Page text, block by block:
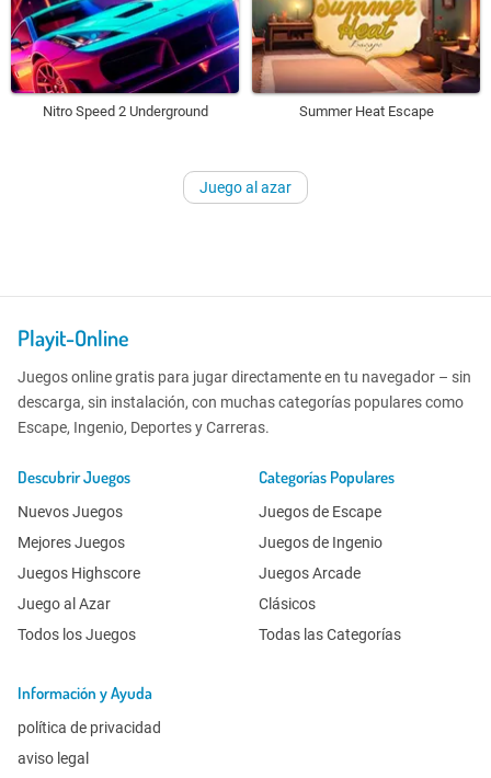
Nitro Speed 2 Underground Summer Heat Escape
Juego al azar
Playit-Online
Juegos online gratis para jugar directamente en tu navegador – sin
descarga, sin instalación, con muchas categorías populares como
Escape, Ingenio, Deportes y Carreras.
Descubrir Juegos
Nuevos Juegos
Mejores Juegos
Juegos Highscore
Juego al Azar
Todos los Juegos
Categorías Populares
Juegos de Escape
Juegos de Ingenio
Juegos Arcade
Clásicos
Todas las Categorías
Información y Ayuda
política de privacidad
aviso legal